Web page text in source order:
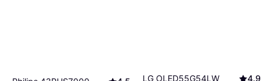
LG OLED55G54LW 4.9